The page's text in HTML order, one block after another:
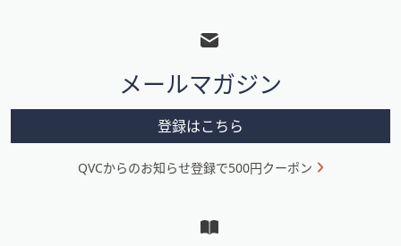
メ
ニ
メールマガジン
登録はこちら
QVCからのお知らせ登録で500円クーポン